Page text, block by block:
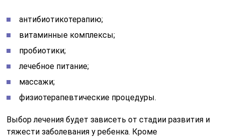
антибиотикотерапию;
витаминные комплексы;
пробиотики;
лечебное питание;
массажи;
физиотерапевтические процедуры.
Выбор лечения будет зависеть от стадии развития и
тяжести заболевания у ребенка. Кроме